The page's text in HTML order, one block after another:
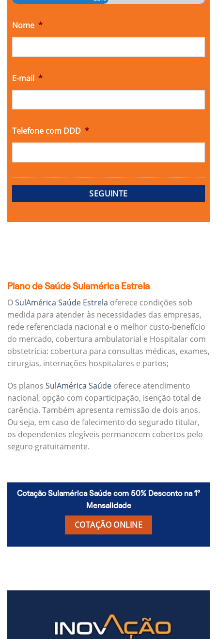
Nome *
E-mail *
Telefone com DDD *
Plano de Saúde Sulamérica Estrela
OSulAmérica Saúde Estrela oferece condições sob
medida para atender às necessidades das empresas,
rede referenciada nacional e o melhor custo-benefício
do mercado, cobertura ambulatorial e Hospitalar com
obstetrícia: cobertura para consultas médicas, exames,
cirurgias, internações hospitalares e partos;
Os planos SulAmérica Saúde oferece atendimento
nacional, opção com coparticipação, isenção total de
carência. Também apresenta remissão de dois anos.
Ou seja, em caso de falecimento do segurado titular,
os dependentes elegíveis permanecem cobertos pelo
seguro gratuitamente.
Cotação Sulamérica Saúde com 50% Desconto na 1º
Mensalidade
COTAÇÃO ONLINE